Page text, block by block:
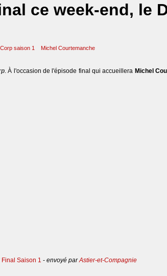
ce week-end, le
saison 1 Michel Courtemanche
. À l'occasion de l'épisode final qui accueillera Michel
Final Saison 1 - envoyé parAstier-et-Compagnie